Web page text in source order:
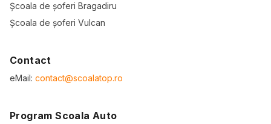
Școala de șoferi Bragadiru
Școala de șoferi Vulcan
Contact
eMail: contact@scoalatop.ro
Program Scoala Auto